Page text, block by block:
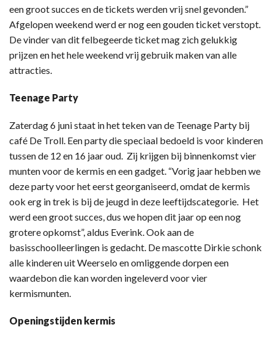
een groot succes en de tickets werden vrij snel gevonden.”
Afgelopen weekend werd er nog een gouden ticket verstopt.
De vinder van dit felbegeerde ticket mag zich gelukkig
prijzen en het hele weekend vrij gebruik maken van alle
attracties.
Teenage Party
Zaterdag 6 juni staat in het teken van de Teenage Party bij
café De Troll. Een party die speciaal bedoeld is voor kinderen
tussen de 12 en 16 jaar oud. Zij krijgen bij binnenkomst vier
munten voor de kermis en een gadget. “Vorig jaar hebben we
deze party voor het eerst georganiseerd, omdat de kermis
ook erg in trek is bij de jeugd in deze leeftijdscategorie. Het
werd een groot succes, dus we hopen dit jaar op een nog
grotere opkomst”, aldus Everink. Ook aan de
basisschoolleerlingen is gedacht. De mascotte Dirkie schonk
alle kinderen uit Weerselo en omliggende dorpen een
waardebon die kan worden ingeleverd voor vier
kermismunten.
Openingstijden kermis